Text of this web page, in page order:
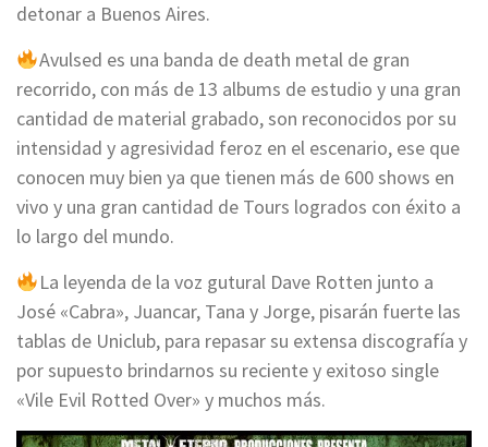
detonar a Buenos Aires.
Avulsed es una banda de death metal de gran
recorrido, con más de 13 albums de estudio y una gran
cantidad de material grabado, son reconocidos por su
intensidad y agresividad feroz en el escenario, ese que
conocen muy bien ya que tienen más de 600 shows en
vivo y una gran cantidad de Tours logrados con éxito a
lo largo del mundo.
La leyenda de la voz gutural Dave Rotten junto a
José «Cabra», Juancar, Tana y Jorge, pisarán fuerte las
tablas de Uniclub, para repasar su extensa discografía y
por supuesto brindarnos su reciente y exitoso single
«Vile Evil Rotted Over» y muchos más.